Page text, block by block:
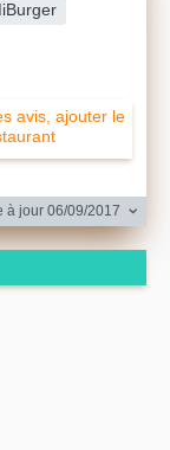
avis, ajouter le
à jour 06/09/2017